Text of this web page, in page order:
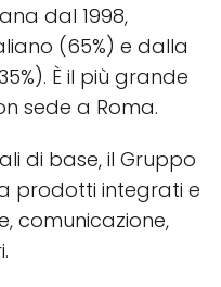
dal 1998,
(65%) e dalla
È il più grande
sede a Roma.
di base, il Gruppo
prodotti integrati e
comunicazione,